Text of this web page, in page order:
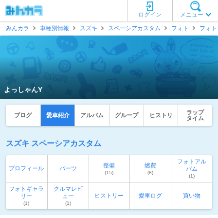
メニュー
ログイン
みんカラ
車種別情報 スズキ スペーシアカスタム フォト フォ
よっしゃんY
ブログ 愛車紹介 アルバム グループ ヒストリ
ラップ
タイム
スズキ スペーシアカスタム
プロフィール パーツ 整備
(15)
燃費
(8)
フォトアル
バム
(1)
フォトギャラ
リー
(1)
クルマレビ
ュー
(1)
ヒストリー 愛車ログ 買い物